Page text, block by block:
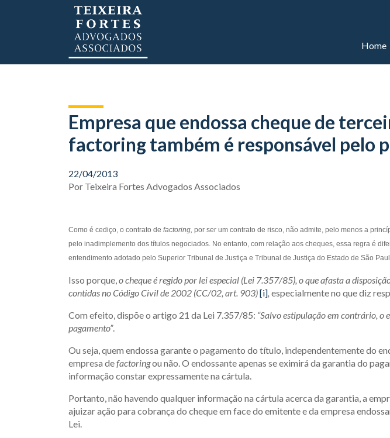
Home
Empresa que endossa cheque de
factoring também é responsável pelo
22/04/2013
Por Teixeira Fortes Advogados Associados
Como é cediço, o contrato de factoring, por ser um contrato de risco, não admite, pelo menos a
pelo inadimplemento dos títulos negociados. No entanto, com relação aos cheques, essa regra é
entendimento adotado pelo Superior Tribunal de Justiça e Tribunal de Justiça do Estado de São
Isso porque,o cheque é regido por lei especial (Lei 7.357/85), o que afasta a
contidas no Código Civil de 2002 (CC/02, art. 903)[i], especialmente no que diz
Com efeito, dispõe o artigo 21 da Lei 7.357/85: “Salvo estipulação em contrário, o
pagamento”.
Ou seja, quem endossa garante o pagamento do título, independentemente do
empresa defactoringou não. O endossante apenas se eximirá da garantia do
informação constar expressamente na cártula.
Portanto, não havendo qualquer informação na cártula acerca da garantia, a
ajuizar ação para cobrança do cheque em face do emitente e da empresa
Lei.